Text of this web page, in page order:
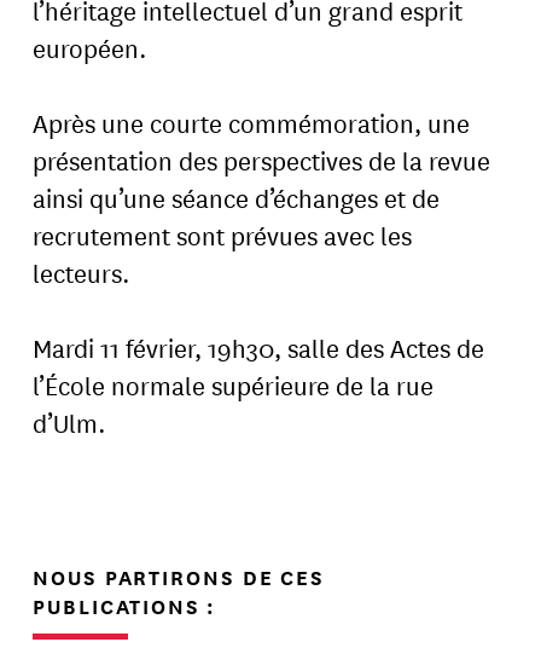
l’héritage intellectuel d’un grand esprit
européen.
Après une courte commémoration, une
présentation des perspectives de la revue
ainsi qu’une séance d’échanges et de
recrutement sont prévues avec les
lecteurs.
Mardi 11 février, 19h30, salle des Actes de
l’École normale supérieure de la rue
d’Ulm.
NOUS PARTIRONS DE CES
PUBLICATIONS :